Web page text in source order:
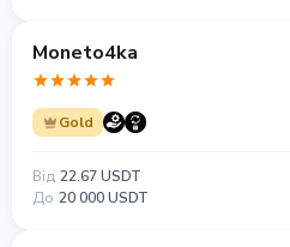
Moneto4ka
Gold
Від 22.67 USDT
До 20 000 USDT